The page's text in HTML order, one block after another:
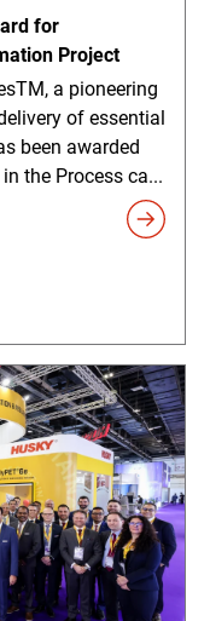
for
Project
a pioneering
of essential
been awarded
the Process ca...